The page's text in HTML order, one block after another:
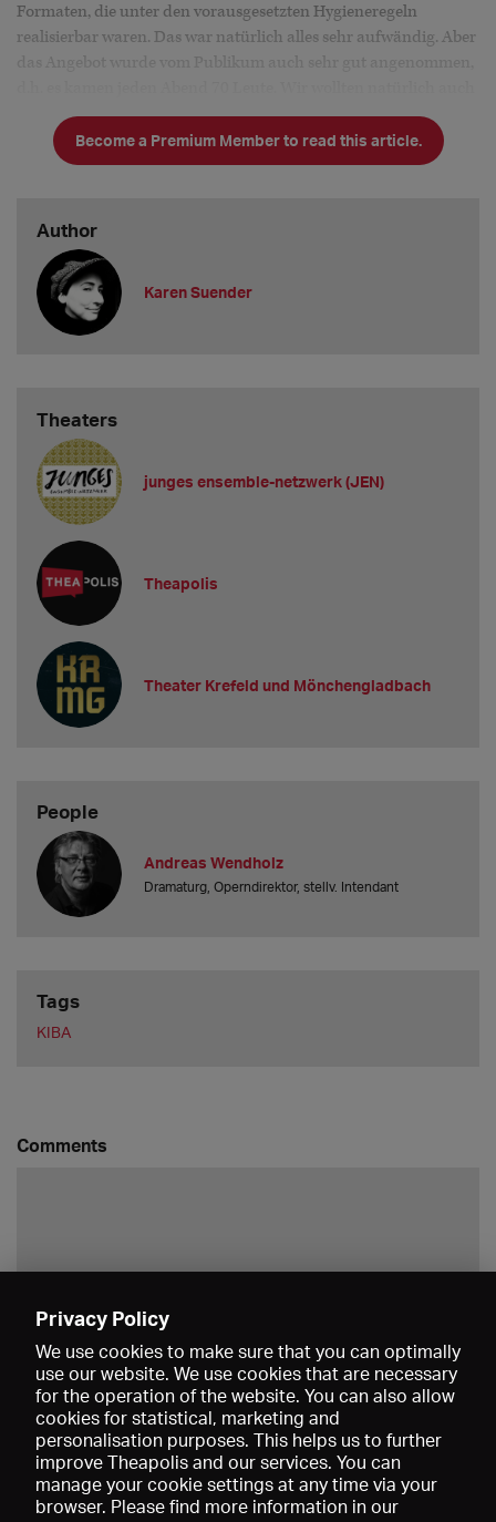
Formaten, die unter den vorausgesetzten Hygieneregeln
realisierbar waren. Das war natürlich alles sehr aufwändig. Aber
den Menschen zeigen, wie Theater organisiert ist, wie sehr wir
uns auch um die Sicherheit d
Become a Premium Member to read this article.
Author
Karen Suender
Theaters
junges ensemble-netzwerk (JEN)
Theapolis
Theater Krefeld und Mönchengladbach
People
Andreas Wendholz
Dramaturg, Operndirektor, stellv. Intendant
Tags
KIBA
Comments
Privacy Policy
We use cookies to make sure that you can optimally
use our website. We use cookies that are necessary
for the operation of the website. You can also allow
cookies for statistical, marketing and
personalisation purposes. This helps us to further
improve Theapolis and our services. You can
manage your cookie settings at any time via your
browser. Please find more information in our